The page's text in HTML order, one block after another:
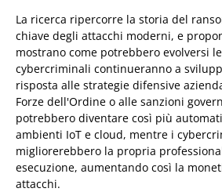
La ricerca ripercorre la storia del
chiave degli attacchi moderni, e
mostrano come potrebbero evolversi
cybercriminali continueranno a
risposta alle strategie difensive
Forze dell'Ordine o alle sanzioni
potrebbero diventare così più
ambienti IoT e cloud, mentre i
migliorerebbero la propria
esecuzione, aumentando così la
attacchi.